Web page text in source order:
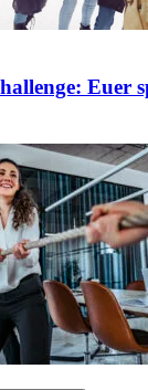
Euer